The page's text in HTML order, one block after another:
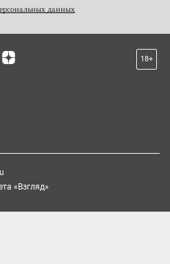
данных
18+
«Взгляд»